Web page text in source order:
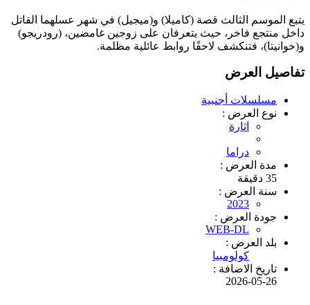
يتبع الموسم الثالث قصة (كاميلا) و(ميجيل) في شهر عسلهما القاتل
داخل منتجع فاخر، حيث يتعرفان على زوجين غامضين، (رودريجو)
و(خوانيتا)، فتنكشف لاحقًا روابط عائلية مظلمة.
تفاصيل العرض
مسلسلات أجنبية
نوع العرض :
اثارة
دراما
مدة العرض :
35 دقيقة
سنة العرض :
2023
جودة العرض :
WEB-DL
بلد العرض :
كولومبيا
تاريخ الاضافة :
2026-05-26